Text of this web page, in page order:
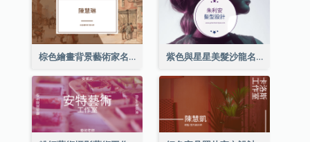
棕色繪畫背景藝術家名片 紫色與星星美髮沙龍名片